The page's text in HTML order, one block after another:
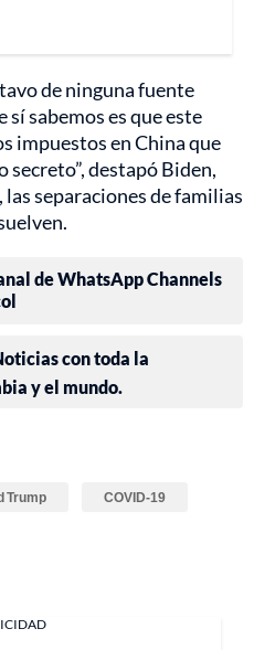
de ninguna fuente
sabemos es que este
impuestos en China que
secreto”, destapó Biden,
separaciones de familias
de WhatsApp Channels
con toda la
y el mundo.
Trump COVID-19